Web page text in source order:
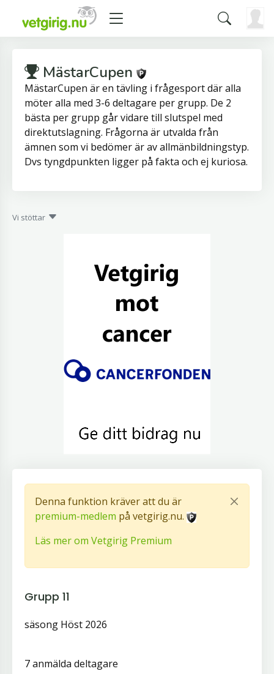
MästarCupen
MästarCupen är en tävling i frågesport där alla
möter alla med 3-6 deltagare per grupp. De 2
bästa per grupp går vidare till slutspel med
direktutslagning. Frågorna är utvalda från
ämnen som vi bedömer är av allmänbildningstyp.
Dvs tyngdpunkten ligger på fakta och ej kuriosa.
Vi stöttar
Denna funktion kräver att du är
premium-medlem på vetgirig.nu.
Läs mer om Vetgirig Premium
Grupp 11
säsong Höst 2026
7 anmälda deltagare